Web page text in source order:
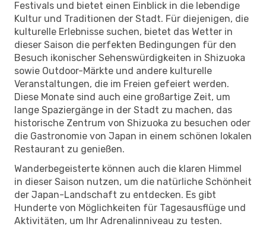
Festivals und bietet einen Einblick in die lebendige
Kultur und Traditionen der Stadt. Für diejenigen, die
kulturelle Erlebnisse suchen, bietet das Wetter in
dieser Saison die perfekten Bedingungen für den
Besuch ikonischer Sehenswürdigkeiten in Shizuoka
sowie Outdoor-Märkte und andere kulturelle
Veranstaltungen, die im Freien gefeiert werden.
Diese Monate sind auch eine großartige Zeit, um
lange Spaziergänge in der Stadt zu machen, das
historische Zentrum von Shizuoka zu besuchen oder
die Gastronomie von Japan in einem schönen lokalen
Restaurant zu genießen.
Wanderbegeisterte können auch die klaren Himmel
in dieser Saison nutzen, um die natürliche Schönheit
der Japan-Landschaft zu entdecken. Es gibt
Hunderte von Möglichkeiten für Tagesausflüge und
Aktivitäten, um Ihr Adrenalinniveau zu testen.